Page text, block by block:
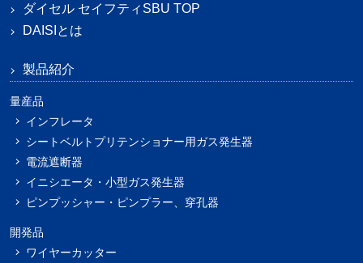
ダイセル セイフティSBU TOP
DAISIとは
製品紹介
量産品
インフレータ
シートベルトプリテンショナー用ガス発生器
電流遮断器
イニシエータ・小型ガス発生器
ピンプッシャー・ピンプラー、穿孔器
開発品
ワイヤーカッター